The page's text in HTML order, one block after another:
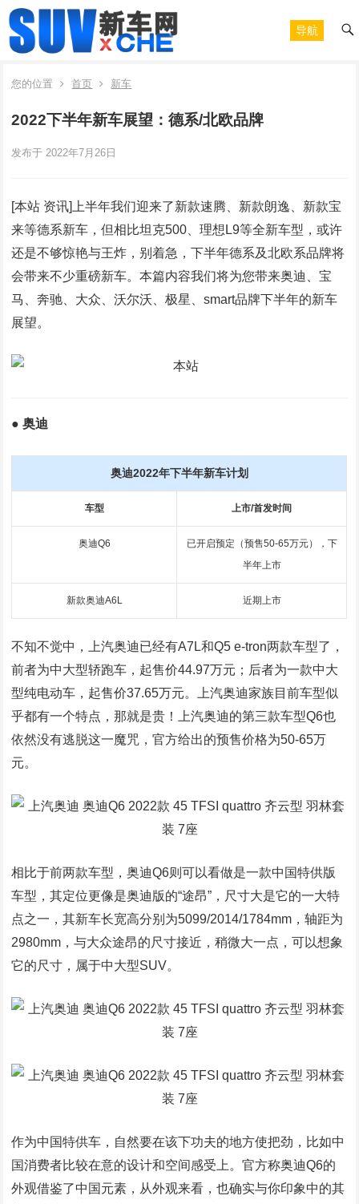
导航
您的位置 首页 新车
2022下半年新车展望：德系/北欧品牌
发布于 2022年7月26日
[本站 资讯]上半年我们迎来了新款速腾、新款朗逸、新款宝
来等德系新车，但相比坦克500、理想L9等全新车型，或许
还是不够惊艳与王炸，别着急，下半年德系及北欧系品牌将
会带来不少重磅新车。本篇内容我们将为您带来奥迪、宝
马、奔驰、大众、沃尔沃、极星、smart品牌下半年的新车
展望。
● 奥迪
奥迪2022年下半年新车计划
车型 上市/首发时间
奥迪Q6
已开启预定（预售50-65万元），下
半年上市
新款奥迪A6L 近期上市
不知不觉中，上汽奥迪已经有A7L和Q5 e-tron两款车型了，
前者为中大型轿跑车，起售价44.97万元；后者为一款中大
型纯电动车，起售价37.65万元。上汽奥迪家族目前车型似
乎都有一个特点，那就是贵！上汽奥迪的第三款车型Q6也
依然没有逃脱这一魔咒，官方给出的预售价格为50-65万
元。
相比于前两款车型，奥迪Q6则可以看做是一款中国特供版
车型，其定位更像是奥迪版的“途昂”，尺寸大是它的一大特
点之一，其新车长宽高分别为5099/2014/1784mm，轴距为
2980mm，与大众途昂的尺寸接近，稍微大一点，可以想象
它的尺寸，属于中大型SUV。
作为中国特供车，自然要在该下功夫的地方使把劲，比如中
国消费者比较在意的设计和空间感受上。官方称奥迪Q6的
外观借鉴了中国元素，从外观来看，也确实与你印象中的其